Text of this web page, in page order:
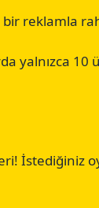
reklamla
yalnızca
İstediğiniz